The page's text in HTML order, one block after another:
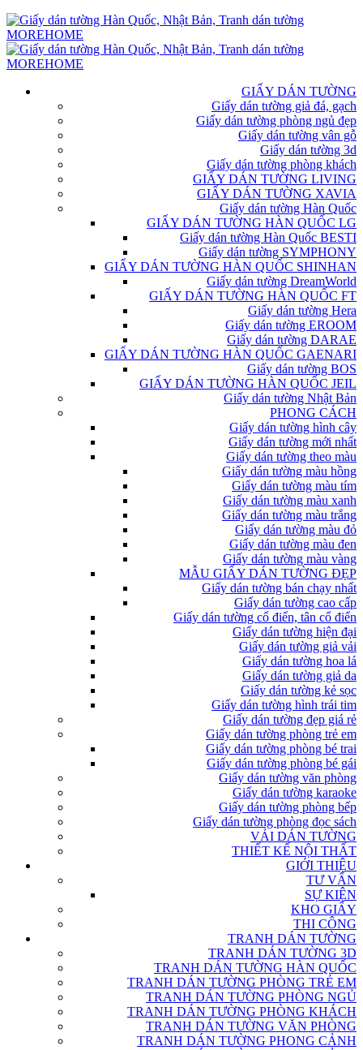
GIẤY DÁN TƯỜNG
Giấy dán tường giả đá, gạch
Giấy dán tường phòng ngủ đẹp
Giấy dán tường vân gỗ
Giấy dán tường 3d
Giấy dán tường phòng khách
GIẤY DÁN TƯỜNG LIVING
GIẤY DÁN TƯỜNG XAVIA
Giấy dán tường Hàn Quốc
GIẤY DÁN TƯỜNG HÀN QUỐC LG
Giấy dán tường Hàn Quốc BESTI
Giấy dán tường SYMPHONY
GIẤY DÁN TƯỜNG HÀN QUỐC SHINHAN
Giấy dán tường DreamWorld
GIẤY DÁN TƯỜNG HÀN QUỐC FT
Giấy dán tường Hera
Giấy dán tường EROOM
Giấy dán tường DARAE
GIẤY DÁN TƯỜNG HÀN QUỐC GAENARI
Giấy dán tường BOS
GIẤY DÁN TƯỜNG HÀN QUỐC JEIL
Giấy dán tường Nhật Bản
PHONG CÁCH
Giấy dán tường hình cây
Giấy dán tường mới nhất
Giấy dán tường theo màu
Giấy dán tường màu hồng
Giấy dán tường màu tím
Giấy dán tường màu xanh
Giấy dán tường màu trắng
Giấy dán tường màu đỏ
Giấy dán tường màu đen
Giấy dán tường màu vàng
MẪU GIẤY DÁN TƯỜNG ĐẸP
Giấy dán tường bán chạy nhất
Giấy dán tường cao cấp
Giấy dán tường cổ điển, tân cổ điển
Giấy dán tường hiện đại
Giấy dán tường giả vải
Giấy dán tường hoa lá
Giấy dán tường giả da
Giấy dán tường kẻ sọc
Giấy dán tường hình trái tim
Giấy dán tường đẹp giá rẻ
Giấy dán tường phòng trẻ em
Giấy dán tường phòng bé trai
Giấy dán tường phòng bé gái
Giấy dán tường văn phòng
Giấy dán tường karaoke
Giấy dán tường phòng bếp
Giấy dán tường phòng đọc sách
VẢI DÁN TƯỜNG
THIẾT KẾ NỘI THẤT
GIỚI THIỆU
TƯ VẤN
SỰ KIỆN
KHO GIẤY
THI CÔNG
TRANH DÁN TƯỜNG
TRANH DÁN TƯỜNG 3D
TRANH DÁN TƯỜNG HÀN QUỐC
TRANH DÁN TƯỜNG PHÒNG TRẺ EM
TRANH DÁN TƯỜNG PHÒNG NGỦ
TRANH DÁN TƯỜNG PHÒNG KHÁCH
TRANH DÁN TƯỜNG VĂN PHÒNG
TRANH DÁN TƯỜNG PHONG CẢNH